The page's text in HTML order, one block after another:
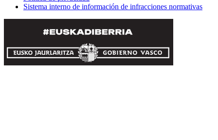
Sistema interno de información de infracciones normativas